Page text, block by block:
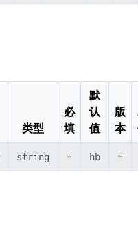
类型
必
填
默
认
值
版
本
string - hb -